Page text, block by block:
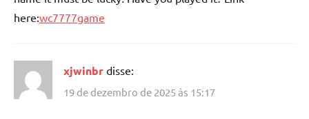
here:wc7777game
xjwinbr disse:
19 de dezembro de 2025 às 15:17